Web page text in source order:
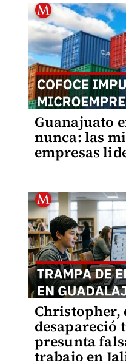
Guanajuato
nunca: las
empresas
Christopher,
desapareció
presunta
trabajo en